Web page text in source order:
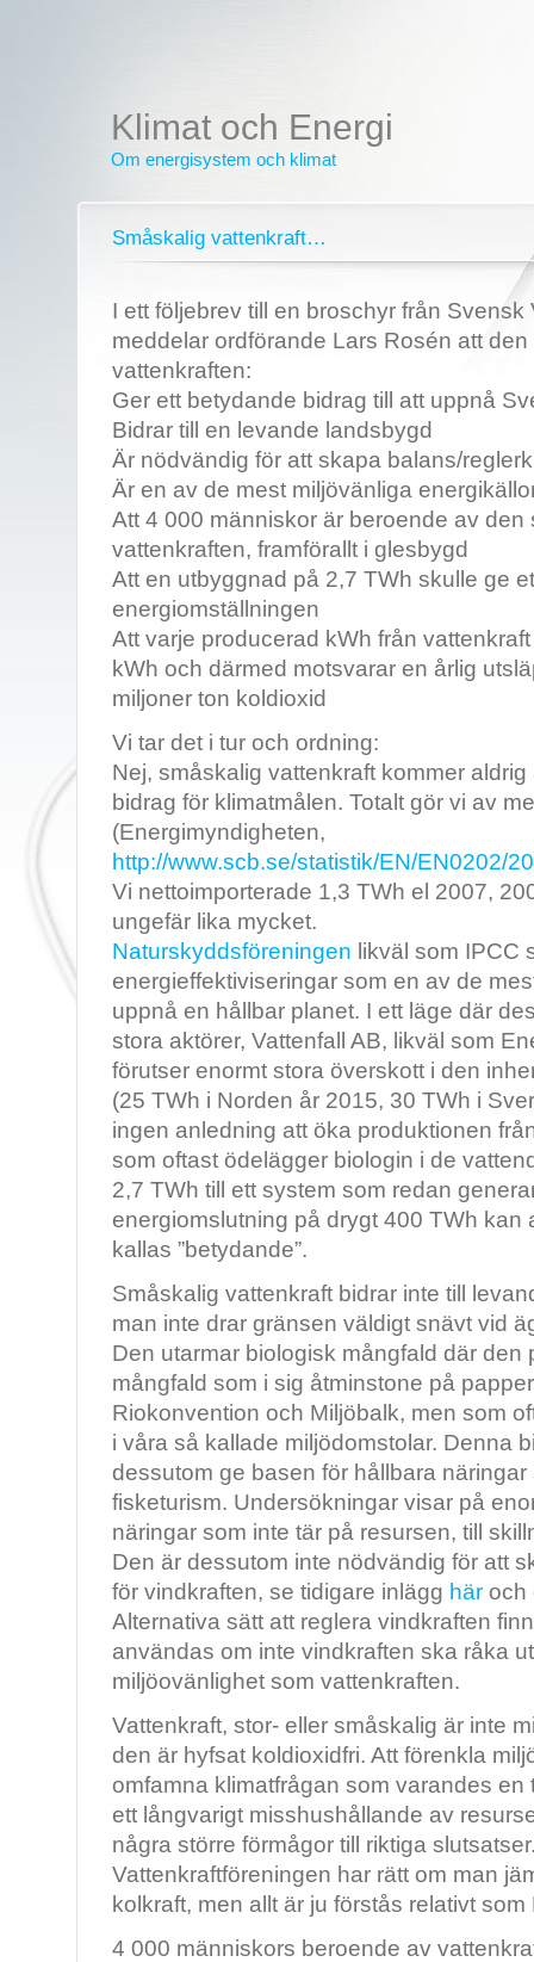
Klimat och Energi
Om energisystem och klimat
Småskalig vattenkraft…
I ett följebrev till en broschyr från Svensk
meddelar ordförande Lars Rosén att
vattenkraften:
Ger ett betydande bidrag till att uppnå
Bidrar till en levande landsbygd
Är nödvändig för att skapa balans/
Är en av de mest miljövänliga
Att 4 000 människor är beroende av den
vattenkraften, framförallt i glesbygd
Att en utbyggnad på 2,7 TWh skulle ge
energiomställningen
Att varje producerad kWh från
kWh och därmed motsvarar en årlig
miljoner ton koldioxid
Vi tar det i tur och ordning:
Nej, småskalig vattenkraft kommer
bidrag för klimatmålen. Totalt gör vi av
(Energimyndigheten,
http://www.scb.se/statistik/EN/EN0202/
Vi nettoimporterade 1,3 TWh el 2007,
ungefär lika mycket.
Naturskyddsföreningen likväl som IPCC
energieffektiviseringar som en av de
uppnå en hållbar planet. I ett läge där
stora aktörer, Vattenfall AB, likväl som
förutser enormt stora överskott i den
(25 TWh i Norden år 2015, 30 TWh i
ingen anledning att öka produktionen
som oftast ödelägger biologin i de
2,7 TWh till ett system som redan
energiomslutning på drygt 400 TWh kan
kallas ”betydande”.
Småskalig vattenkraft bidrar inte till
man inte drar gränsen väldigt snävt vid
Den utarmar biologisk mångfald där den
mångfald som i sig åtminstone på
Riokonvention och Miljöbalk, men som
i våra så kallade miljödomstolar. Denna
dessutom ge basen för hållbara
fisketurism. Undersökningar visar på
näringar som inte tär på resursen, till
Den är dessutom inte nödvändig för att
för vindkraften, se tidigare inlägg här och
Alternativa sätt att reglera vindkraften
användas om inte vindkraften ska råka
miljöovänlighet som vattenkraften.
Vattenkraft, stor- eller småskalig är inte
den är hyfsat koldioxidfri. Att förenkla
omfamna klimatfrågan som varandes
ett långvarigt misshushållande av
några större förmågor till riktiga
Vattenkraftföreningen har rätt om man
kolkraft, men allt är ju förstås relativt
4 000 människors beroende av